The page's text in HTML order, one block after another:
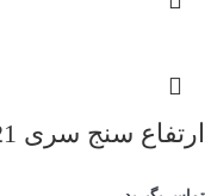
ارتفاع سنج سری 621 آسیمتو